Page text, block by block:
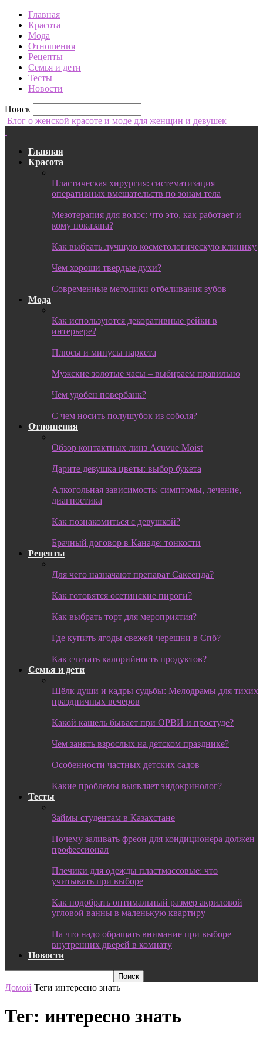
Главная
Красота
Мода
Отношения
Рецепты
Семья и дети
Тесты
Новости
Поиск
Блог о женской красоте и моде для женщин и девушек
Главная
Красота
Пластическая хирургия: систематизация
оперативных вмешательств по зонам тела
Мезотерапия для волос: что это, как работает и
кому показана?
Как выбрать лучшую косметологическую клинику
Чем хороши твердые духи?
Современные методики отбеливания зубов
Мода
Как используются декоративные рейки в
интерьере?
Плюсы и минусы паркета
Мужские золотые часы – выбираем правильно
Чем удобен повербанк?
С чем носить полушубок из соболя?
Отношения
Обзор контактных линз Acuvue Moist
Дарите девушка цветы: выбор букета
Алкогольная зависимость: симптомы, лечение,
диагностика
Как познакомиться с девушкой?
Брачный договор в Канаде: тонкости
Рецепты
Для чего назначают препарат Саксенда?
Как готовятся осетинские пироги?
Как выбрать торт для мероприятия?
Где купить ягоды свежей черешни в Спб?
Как считать калорийность продуктов?
Семья и дети
Шёлк души и кадры судьбы: Мелодрамы для тихих
праздничных вечеров
Какой кашель бывает при ОРВИ и простуде?
Чем занять взрослых на детском празднике?
Особенности частных детских садов
Какие проблемы выявляет эндокринолог?
Тесты
Займы студентам в Казахстане
Почему заливать фреон для кондиционера должен
профессионал
Плечики для одежды пластмассовые: что
учитывать при выборе
Как подобрать оптимальный размер акриловой
угловой ванны в маленькую квартиру
На что надо обращать внимание при выборе
внутренних дверей в комнату
Новости
Домой Теги интересно знать
Тег: интересно знать